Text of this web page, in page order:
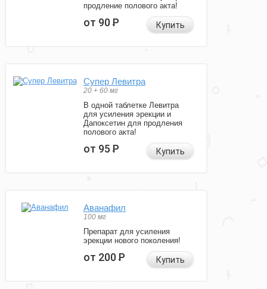
продление полового акта!
от 90Р Купить
Супер Левитра
20 + 60 мг
В одной таблетке Левитра
для усиления эрекции и
Дапоксетин для продления
полового акта!
от 95Р Купить
Аванафил
100 мг
Препарат для усиления
эрекции нового поколения!
от 200Р Купить